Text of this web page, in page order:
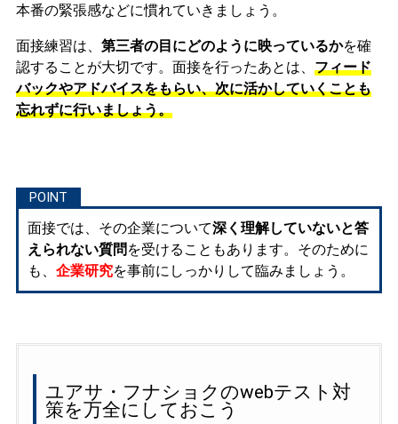
本番の緊張感などに慣れていきましょう。
面接練習は、 第三者の目にどのように映っているかを確
認することが大切です。面接を行ったあとは、 フィード
バックやアドバイスをもらい、次に活かしていくことも
忘れずに行いましょう。
面接では、その企業について深く理解していないと答
えられない質問 を受けることもあります。そのために
も、 企業研究を事前にしっかりして臨みましょう。
ユアサ・フナショクのwebテスト対
策を万全にしておこう